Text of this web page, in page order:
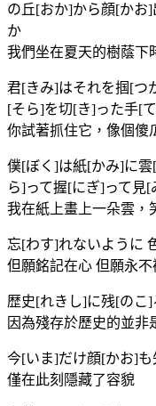
の丘[おか]から顔[かお
か
我們坐在夏天的樹蔭下
君[きみ]はそれを掴[つ
[そら]を切[き]った手[
你試著抓住它，像個傻
僕[ぼく]は紙[かみ]に
ら]って握[にぎ]って見[
我在紙上畫上一朵雲，
忘[わす]れないように
但願銘記在心 但願永不
歴史[れきし]に残[のこ
因為殘存於歷史的並非
今[いま]だけ顔[かお]も
僅在此刻隱藏了容貌